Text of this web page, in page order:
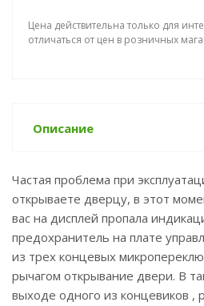
Цена действительна только для
отличаться от цен в розничных
Описание
Частая проблема при
открываете дверцу, в этот
вас на дисплей пропала
предохранитель на плате
из трех концевых
рычагом открывание двери. В
выходе одного из концевиков ,